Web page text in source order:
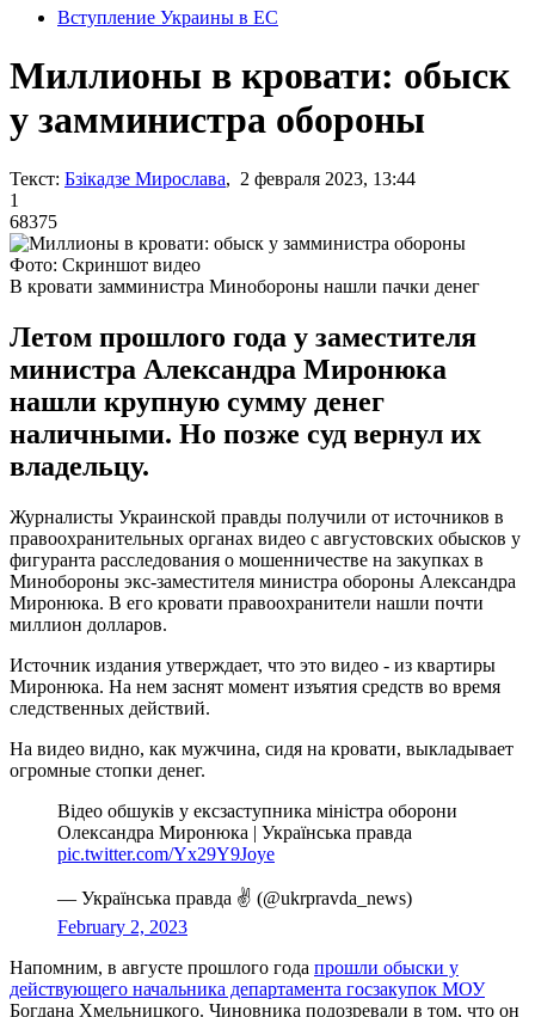
Вступление Украины в ЕС
Миллионы в кровати: обыск
у замминистра обороны
Текст: Бзікадзе Мирослава, 2 февраля 2023, 13:44
1
68375
Фото: Скриншот видео
В кровати замминистра Минобороны нашли пачки денег
Летом прошлого года у заместителя
министра Александра Миронюка
нашли крупную сумму денег
наличными. Но позже суд вернул их
владельцу.
Журналисты Украинской правды получили от источников в
правоохранительных органах видео с августовских обысков у
фигуранта расследования о мошенничестве на закупках в
Минобороны экс-заместителя министра обороны Александра
Миронюка. В его кровати правоохранители нашли почти
миллион долларов.
Источник издания утверждает, что это видео - из квартиры
Миронюка. На нем заснят момент изъятия средств во время
следственных действий.
На видео видно, как мужчина, сидя на кровати, выкладывает
огромные стопки денег.
Відео обшуків у ексзаступника міністра оборони
Олександра Миронюка | Українська правда
pic.twitter.com/Yx29Y9Joye
— Українська правда ✌️ (@ukrpravda_news)
February 2, 2023
Напомним, в августе прошлого года прошли обыски у
действующего начальника департамента госзакупок МОУ
Богдана Хмельницкого. Чиновника подозревали в том, что он